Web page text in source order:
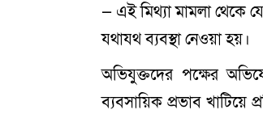
— এই মিথ্যা মামলা থেকে
যথাযথ ব্যবস্থা নেওয়া হয়।
অভিযুক্তদের পক্ষের
ব্যবসায়িক প্রভাব খাটিয়ে